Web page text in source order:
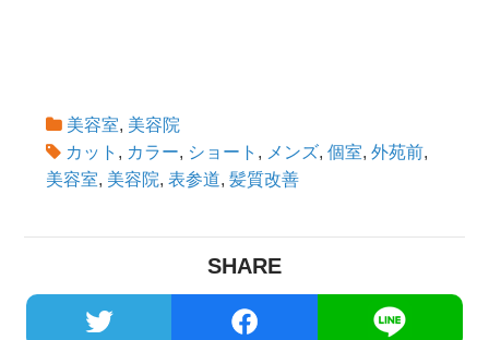
美容室, 美容院
カット , カラー, ショート , メンズ,個室,外苑前,
美容室, 美容院,表参道,髪質改善
SHARE